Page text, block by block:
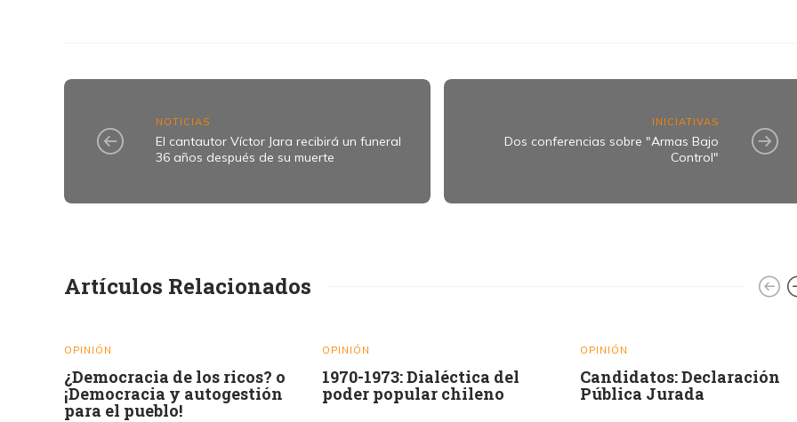
NOTICIAS
El cantautor Víctor Jara recibirá un funeral
36 años después de su muerte
INICIATIVAS
Dos conferencias sobre "Armas Bajo
Control"
Artículos Relacionados
OPINIÓN
¿Democracia de los ricos? o
¡Democracia y autogestión
para el pueblo!
OPINIÓN
1970-1973: Dialéctica del
poder popular chileno
OPINIÓN
Candidatos: Declaración
Pública Jurada